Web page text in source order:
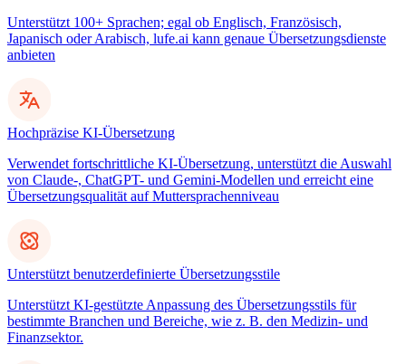
Unterstützt 100+ Sprachen; egal ob Englisch, Französisch,
Japanisch oder Arabisch, lufe.ai kann genaue Übersetzungsdienste
anbieten
Hochpräzise KI-Übersetzung
Verwendet fortschrittliche KI-Übersetzung, unterstützt die Auswahl
von Claude-, ChatGPT- und Gemini-Modellen und erreicht eine
Übersetzungsqualität auf Muttersprachenniveau
Unterstützt benutzerdefinierte Übersetzungsstile
Unterstützt KI-gestützte Anpassung des Übersetzungsstils für
bestimmte Branchen und Bereiche, wie z. B. den Medizin- und
Finanzsektor.